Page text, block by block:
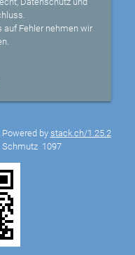
auf Fehler nehmen wir
by stack.ch/1.25.2
Schmutz 1097